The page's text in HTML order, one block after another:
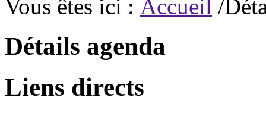
Vous êtes ici : Accueil /
Détails agenda
Liens directs